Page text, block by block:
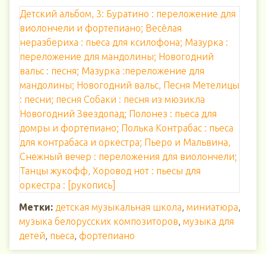
Детский альбом, 3: Буратино : переложение для
виолончели и фортепиано; Весёлая
неразбериха : пьеса для ксилофона; Мазурка :
переложение для мандолины; Новогодний
вальс : песня; Мазурка :переложение для
мандолины; Новогодний вальс, Песня Метелицы
: песни; песня Собаки : песня из мюзикла
Новогодний Звездопад; Полонез : пьеса для
домры и фортепиано; Полька Контрабас : пьеса
для контрабаса и оркестра; Пьеро и Мальвина,
Снежный вечер : переложения для виолончели;
Танцы жукофф, Хоровод нот : пьесы для
оркестра : [рукопись]
Метки: детская музыкальная школа, миниатюра,
музыка белорусских композиторов, музыка для
детей, пьеса, фортепиано